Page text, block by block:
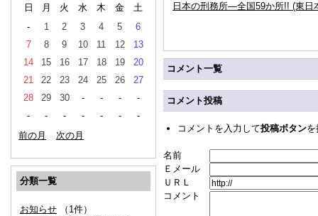
日
月 火 水 木 金
土
-
1 2 3 4 5
6
7
8 9 10 11 12
13
14
15 16 17 18 19
20
21
22 23 24 25 26
27
28
29 30 - - -
-
-
- - - - -
-
前の月
次の月
分類一覧
お知らせ （1件）
日本の刑務所―全国59か所!! (東日
コメント一覧
コメント投稿
コメントを入力して投稿ボタン
名前
Ｅメール
ＵＲＬ
コメント